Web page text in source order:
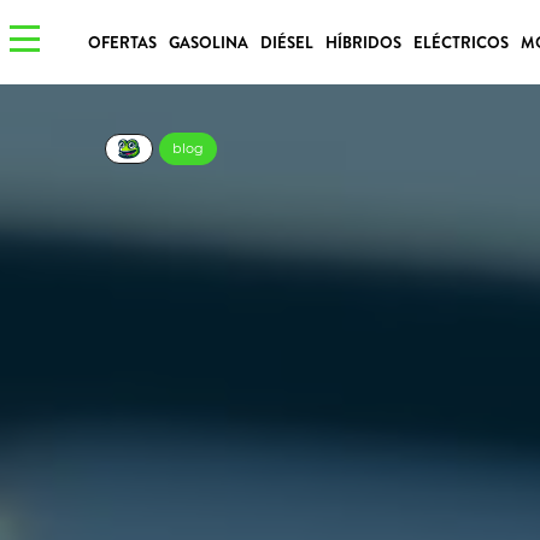
OFERTAS GASOLINA DIÉSEL HÍBRIDOS ELÉCTRICOS
blog